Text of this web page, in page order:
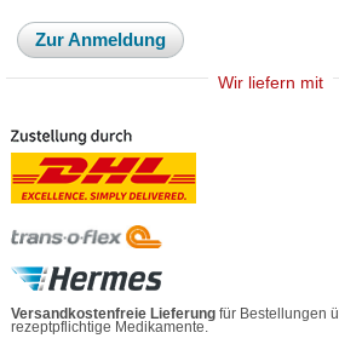
Zur Anmeldung
Wir liefern mit
Versandkostenfreie Lieferung für Bestellungen
rezeptpflichtige Medikamente.